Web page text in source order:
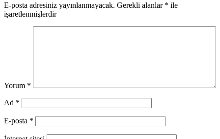
E-posta adresiniz yayınlanmayacak. Gerekli alanlar * ile
işaretlenmişlerdir
Yorum *
Ad *
E-posta *